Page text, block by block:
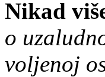
Nikad
o
voljenoj